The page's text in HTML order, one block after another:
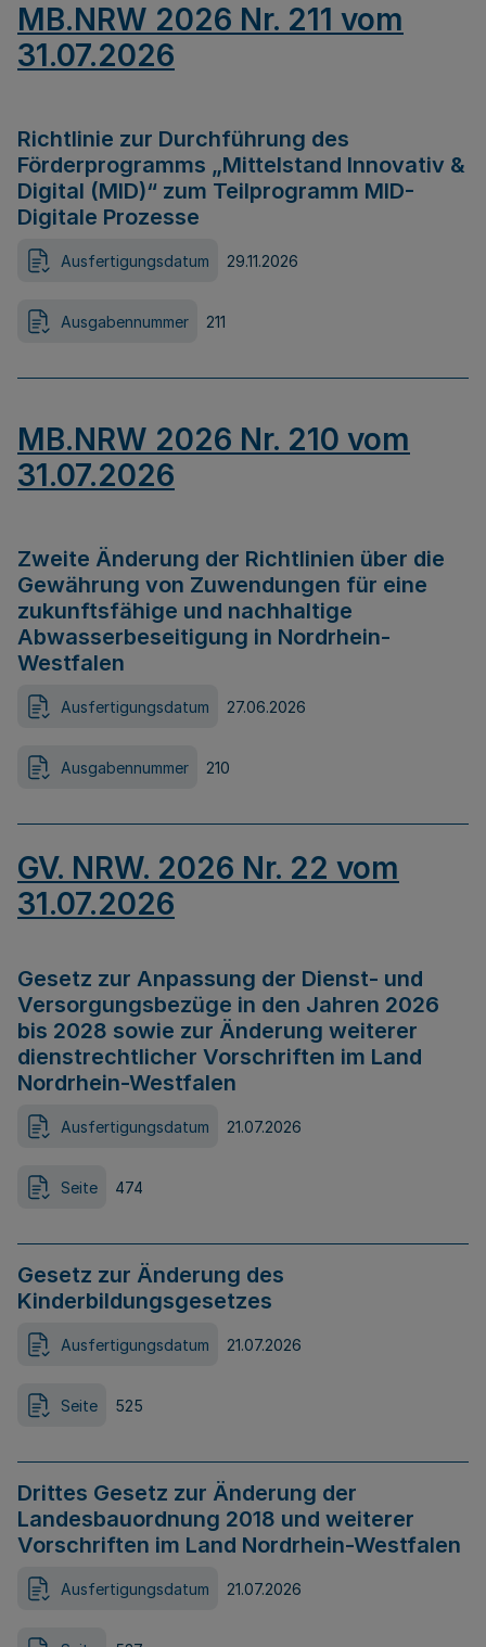
MB.NRW 2026 Nr. 211 vom
31.07.2026
Richtlinie zur Durchführung des
Förderprogramms „Mittelstand Innovativ &
Digital (MID)“ zum Teilprogramm MID-
Digitale Prozesse
Ausfertigungsdatum 29.11.2026
Ausgabennummer 211
MB.NRW 2026 Nr. 210 vom
31.07.2026
Zweite Änderung der Richtlinien über die
Gewährung von Zuwendungen für eine
zukunftsfähige und nachhaltige
Abwasserbeseitigung in Nordrhein-
Westfalen
Ausfertigungsdatum 27.06.2026
Ausgabennummer 210
GV. NRW. 2026 Nr. 22 vom
31.07.2026
Gesetz zur Anpassung der Dienst- und
Versorgungsbezüge in den Jahren 2026
bis 2028 sowie zur Änderung weiterer
dienstrechtlicher Vorschriften im Land
Nordrhein-Westfalen
Ausfertigungsdatum 21.07.2026
Seite 474
Gesetz zur Änderung des
Kinderbildungsgesetzes
Ausfertigungsdatum 21.07.2026
Seite 525
Drittes Gesetz zur Änderung der
Landesbauordnung 2018 und weiterer
Vorschriften im Land Nordrhein-Westfalen
Ausfertigungsdatum 21.07.2026